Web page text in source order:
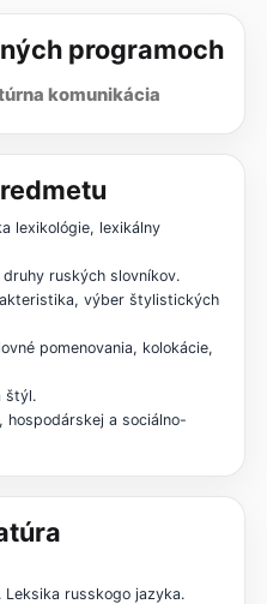
programoch
komunikácia
lexikológie, lexikálny
ruských slovníkov.
výber štylistických
pomenovania, kolokácie,
štýl.
a sociálno-
Leksika russkogo jazyka.